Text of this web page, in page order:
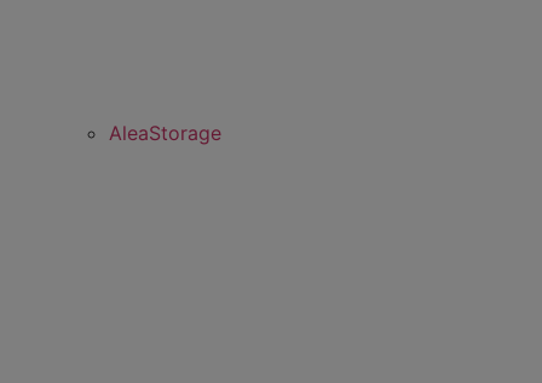
AleaStorage